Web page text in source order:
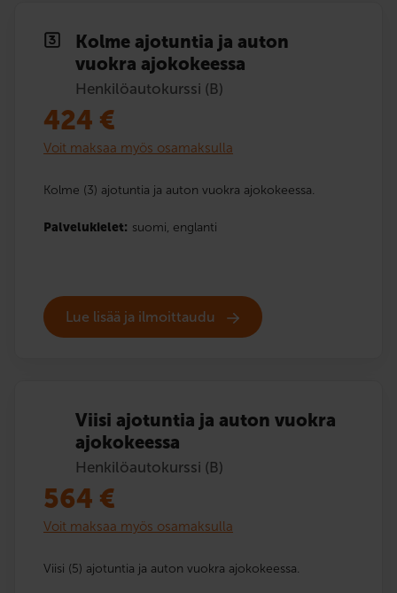
Kolme ajotuntia ja auton
vuokra ajokokeessa
Henkilöautokurssi (B)
424 €
Voit maksaa myös osamaksulla
Kolme (3) ajotuntia ja auton vuokra ajokokeessa.
Palvelukielet: suomi, englanti
Lue lisää ja ilmoittaudu
Viisi ajotuntia ja auton vuokra
ajokokeessa
Henkilöautokurssi (B)
564 €
Voit maksaa myös osamaksulla
Viisi (5) ajotuntia ja auton vuokra ajokokeessa.